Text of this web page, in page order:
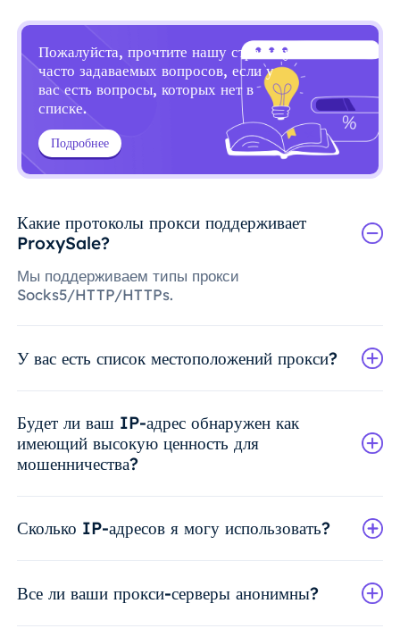
Пожалуйста, прочтите нашу страницу
часто задаваемых вопросов, если у
вас есть вопросы, которых нет в
списке.
Подробнее
Какие протоколы прокси поддерживает
ProxySale?
Мы поддерживаем типы прокси
Socks5/HTTP/HTTPs.
У вас есть список местоположений прокси?
Будет ли ваш IP-адрес обнаружен как
имеющий высокую ценность для
мошенничества?
Сколько IP-адресов я могу использовать?
Все ли ваши прокси-серверы анонимны?